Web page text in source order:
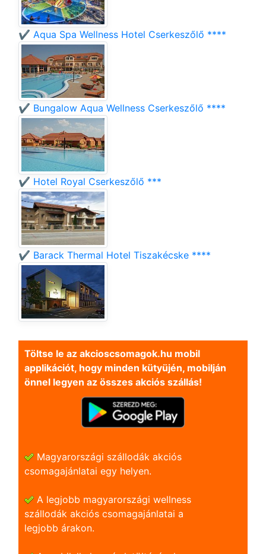
✔️ Aqua Spa Wellness Hotel Cserkeszőlő ****
✔️ Bungalow Aqua Wellness Cserkeszőlő ****
✔️ Hotel Royal Cserkeszőlő ***
✔️ Barack Thermal Hotel Tiszakécske ****
Töltse le az akcioscsomagok.hu mobil
applikációt, hogy minden kütyüjén, mobilján
önnel legyen az összes akciós szállás!
Magyarországi szállodák akciós
csomagajánlatai egy helyen.
A legjobb magyarországi wellness
szállodák akciós csomagajánlatai a
legjobb árakon.